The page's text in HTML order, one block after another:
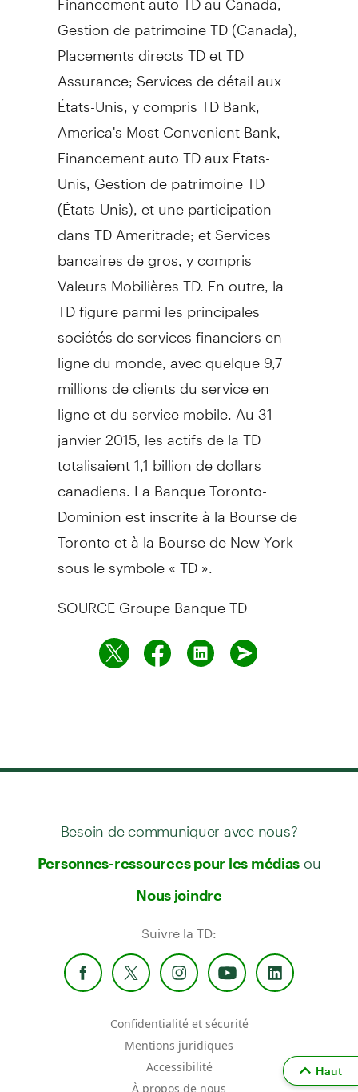
Gestion depatrimoine TD (Canada),
Placements directs TD et TD
Assurance; Services de détail aux
États-Unis, y compris TD Bank,
America's Most Convenient Bank,
Financement auto TD aux États-
Unis, Gestion depatrimoine TD
(États-Unis), et une participation
dans TD Ameritrade; et Services
bancaires de gros, y compris
Valeurs Mobilières TD. En outre, la
TD figure parmi les principales
sociétés de services financiers en
ligne du monde, avec quelque 9,7
millions de clients du service en
ligne et du service mobile. Au 31
janvier 2015, les actifs de la TD
totalisaient 1,1 billion de dollars
canadiens. La Banque Toronto-
Dominion est inscrite à la Bourse de
Torontoet à la Bourse deNew York
sous le symbole « TD ».
SOURCE Groupe Banque TD
Besoin de communiquer avec nous?
Personnes-ressources pour les médias ou
Nous joindre
Suivre la TD:
Confidentialité et sécurité
Mentions juridiques
Accessibilité
À propos de nous
Haut